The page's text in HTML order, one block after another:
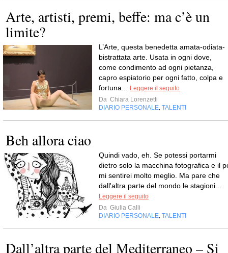
Arte, artisti, premi, beffe: ma c’è un
limite?
L’Arte, questa benedetta amata-odiata-
bistrattata arte. Usata in ogni dove,
come condimento ad ogni pietanza,
capro espiatorio per ogni fatto, colpa e
fortuna...
Leggere il seguito
Da Chiara Lorenzetti
DIARIO PERSONALE TALENTI
Beh allora ciao
Quindi vado, eh. Se potessi portarmi
dietro solo la macchina fotografica e il
mi sentirei molto meglio. Ma pare che
dall'altra parte del mondo le stagioni...
Leggere il seguito
Da Giulia Calli
DIARIO PERSONALE TALENTI
Dall’altra parte del Mediterraneo – Si